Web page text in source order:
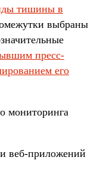
тишины в
выбраны
пресс-
его
мониторинга
веб-приложений